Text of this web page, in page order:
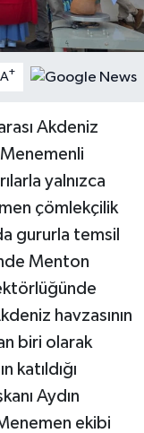
A+
Akdeniz
Menemenli
yalnızca
çömlekçilik
gururla temsil
Menton
havzasının
biri olarak
katıldığı
Aydın
ekibi